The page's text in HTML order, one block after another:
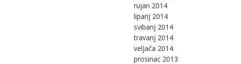
rujan 2014
lipanj 2014
svibanj 2014
travanj 2014
veljača 2014
prosinac 2013